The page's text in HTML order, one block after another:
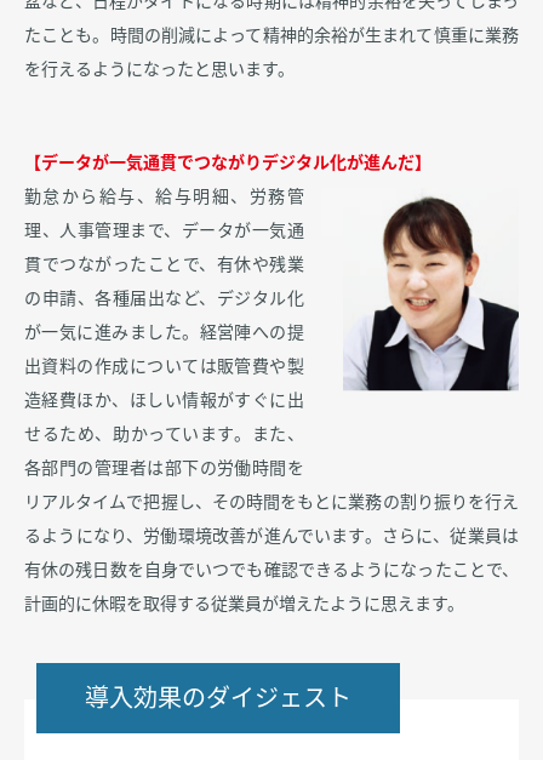
たことも。時間の削減によって精神的余裕が生まれて慎重に業務
を行えるようになったと思います。
【データが一気通貫でつながりデジタル化が進んだ】
勤怠から給与、給与明細、労務管
理、人事管理まで、データが一気通
貫でつながったことで、有休や残業
の申請、各種届出など、デジタル化
が一気に進みました。経営陣への提
出資料の作成については販管費や製
造経費ほか、ほしい情報がすぐに出
せるため、助かっています。また、
各部門の管理者は部下の労働時間を
リアルタイムで把握し、その時間をもとに業務の割り振りを行え
るようになり、労働環境改善が進んでいます。さらに、従業員は
有休の残日数を自身でいつでも確認できるようになったことで、
計画的に休暇を取得する従業員が増えたように思えます。
導入効果のダイジェスト